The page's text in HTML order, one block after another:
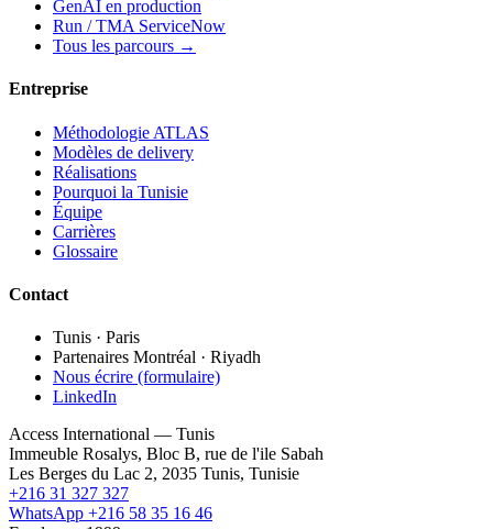
GenAI en production
Run / TMA ServiceNow
Tous les parcours →
Entreprise
Méthodologie ATLAS
Modèles de delivery
Réalisations
Pourquoi la Tunisie
Équipe
Carrières
Glossaire
Contact
Tunis · Paris
Partenaires Montréal · Riyadh
Nous écrire (formulaire)
LinkedIn
Access International — Tunis
Immeuble Rosalys, Bloc B, rue de l'ile Sabah
Les Berges du Lac 2, 2035 Tunis, Tunisie
+216 31 327 327
WhatsApp +216 58 35 16 46